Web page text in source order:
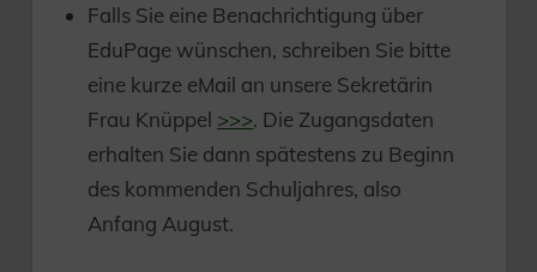
Falls Sie eine Benachrichtigung über
EduPage wünschen, schreiben Sie bitte
eine kurze eMail an unsere Sekretärin
Frau Knüppel >>>. Die Zugangsdaten
erhalten Sie dann spätestens zu Beginn
des kommenden Schuljahres, also
Anfang August.